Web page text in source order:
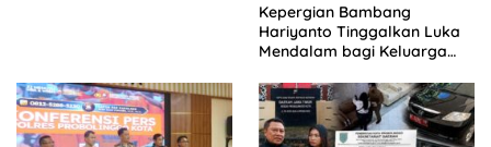
Kepergian Bambang
Hariyanto Tinggalkan Luka
Mendalam bagi Keluarga